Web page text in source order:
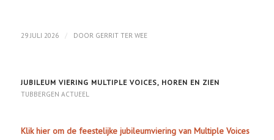
29 JULI 2026 / DOOR GERRIT TER WEE
JUBILEUM VIERING MULTIPLE VOICES, HOREN EN ZIEN
TUBBERGEN ACTUEEL
Klik hier om de feestelijke jubileumviering van Multiple Voices